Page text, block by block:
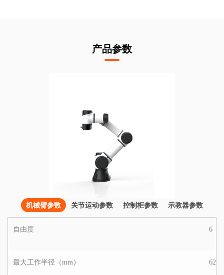
产品参数
机械臂参数 关节运动参数 控制柜参数 示教器参数
自由度 6
最大工作半径（mm） 625